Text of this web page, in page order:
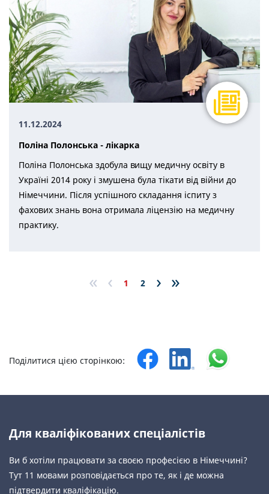
11.12.2024
Поліна Полонська - лікарка
Поліна Полонська здобула вищу медичну освіту в
Україні 2014 року і змушена була тікати від війни до
Німеччини. Після успішного складання іспиту з
фахових знань вона отримала ліцензію на медичну
практику.
« ‹ 1 2 › »
Поділитися цією сторінкою:
Для кваліфікованих спеціалістів
Ви б хотіли працювати за своєю професією в Німеччині?
Тут 11 мовами розповідається про те, як і де можна
підтвердити кваліфікацію.